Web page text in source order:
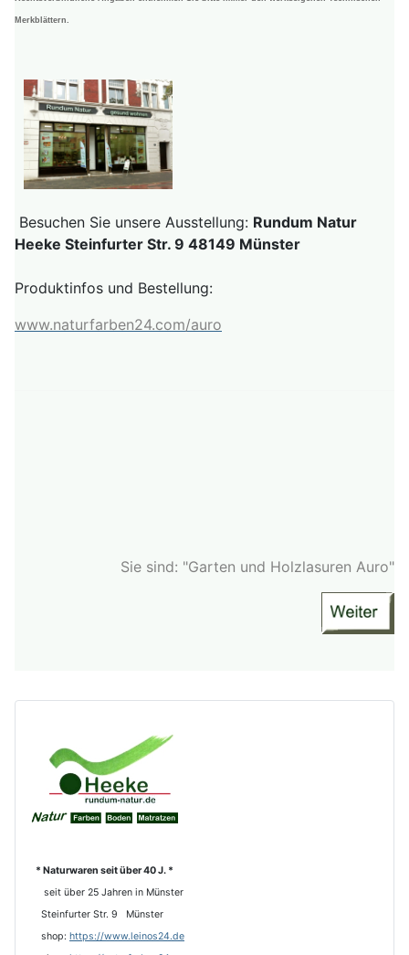
Merkblättern.
Besuchen Sie unsere Ausstellung: Rundum Natur
Heeke Steinfurter Str. 9 48149 Münster
Produktinfos und Bestellung:
www.naturfarben24.com/auro
Sie sind: "Garten und Holzlasuren Auro"
* Naturwaren seit über 40 J. *
seit über 25 Jahren in Münster
Steinfurter Str. 9 Münster
shop: https://www.leinos24.de